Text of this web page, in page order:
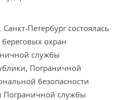
Санкт-Петербург состоялась
охран
службы
Пограничной
безопасности
Пограничной службы